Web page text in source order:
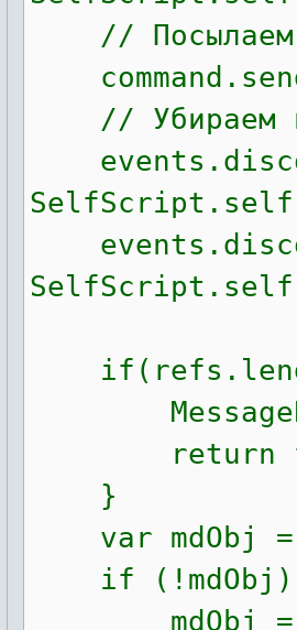
// Посылаем
// Убираем
return
}
var mdObj =
if (!mdObj)
mdObj =